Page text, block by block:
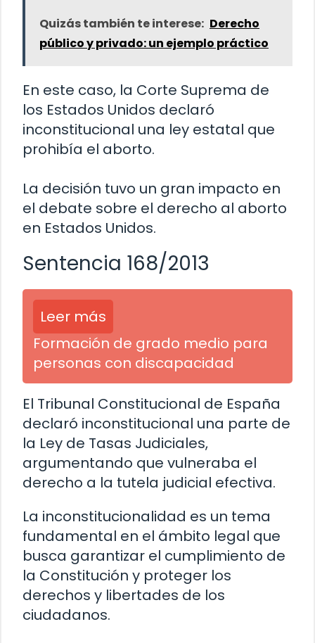
Quizás también te interese: Derecho
público y privado: un ejemplo práctico
En este caso, la Corte Suprema de
los Estados Unidos declaró
inconstitucional una ley estatal que
prohibía el aborto.
La decisión tuvo un gran impacto en
el debate sobre el derecho al aborto
en Estados Unidos.
Sentencia 168/2013
Leer más
Formación de grado medio para
personas con discapacidad
El Tribunal Constitucional de España
declaró inconstitucional una parte de
la Ley de Tasas Judiciales,
argumentando que vulneraba el
derecho a la tutela judicial efectiva.
La inconstitucionalidad es un tema
fundamental en el ámbito legal que
busca garantizar el cumplimiento de
la Constitución y proteger los
derechos y libertades de los
ciudadanos.